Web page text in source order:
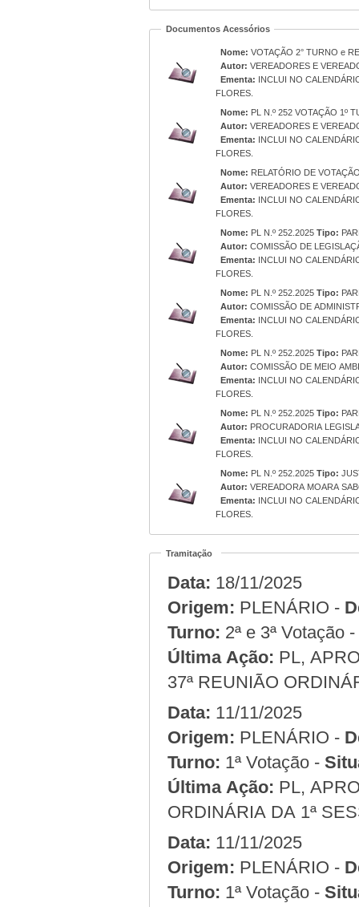
Documentos Acessórios
Nome: VOTAÇÃO 2° TURNO e
Autor: VEREADORES E
Ementa: INCLUI NO
FLORES.
Nome: PL N.º 252 VOTAÇÃO 1º
Autor: VEREADORES E
Ementa: INCLUI NO
FLORES.
Nome: RELATÓRIO DE
Autor: VEREADORES E
Ementa: INCLUI NO
FLORES.
Nome: PL N.º 252.2025 Tipo:
Autor: COMISSÃO DE
Ementa: INCLUI NO
FLORES.
Nome: PL N.º 252.2025 Tipo:
Autor: COMISSÃO DE
Ementa: INCLUI NO
FLORES.
Nome: PL N.º 252.2025 Tipo:
Autor: COMISSÃO DE MEIO
Ementa: INCLUI NO
FLORES.
Nome: PL N.º 252.2025 Tipo:
Autor: PROCURADORIA
Ementa: INCLUI NO
FLORES.
Nome: PL N.º 252.2025 Tipo:
Autor: VEREADORA MOARA
Ementa: INCLUI NO
FLORES.
Tramitação
Data: 18/11/2025
Origem:
PLENÁRIO -
Turno:
2ª e 3ª Votação -
Última Ação: PL,
37ª REUNIÃO
Data: 11/11/2025
Origem:
PLENÁRIO -
Turno:
1ª Votação -
Última Ação: PL,
ORDINÁRIA DA 1ª
Data: 11/11/2025
Origem:
PLENÁRIO -
Turno:
1ª Votação -